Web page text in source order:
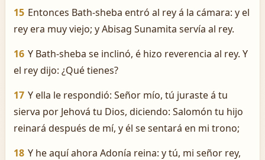
15 Entonces Bath-sheba entró al rey á la cámara: y el
rey era muy viejo; y Abisag Sunamita servía al rey.
16 Y Bath-sheba se inclinó, é hizo reverencia al rey. Y
el rey dijo: ¿Qué tienes?
17 Y ella le respondió: Señor mío, tú juraste á tu
sierva por Jehová tu Dios, diciendo: Salomón tu hijo
reinará después de mí, y él se sentará en mi trono;
18 Y he aquí ahora Adonía reina: y tú, mi señor rey,